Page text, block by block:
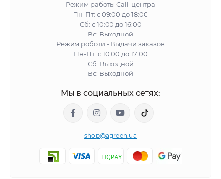
Режим работы Call-центра
Пн-Пт: с 09:00 до 18:00
Сб: с 10:00 до 16:00
Вс: Выходной
Режим роботи - Выдачи заказов
Пн-Пт: с 10:00 до 17:00
Сб: Выходной
Вс: Выходной
Мы в социальных сетях:
shop@agreen.ua